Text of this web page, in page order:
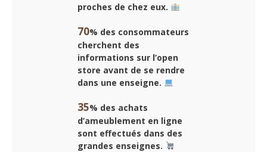
proches de chez eux.
70% des consommateurs
cherchent des
informations sur l’open
store avant de se rendre
dans une enseigne.
35% des achats
d’ameublement en ligne
sont effectués dans des
grandes enseignes.